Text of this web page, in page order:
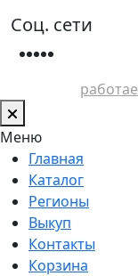
Соц. сети
Меню
Главная
Каталог
Регионы
Выкуп
Контакты
Корзина